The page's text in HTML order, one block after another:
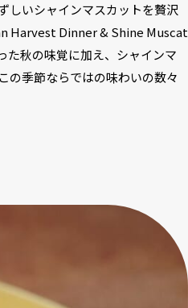
しいシャインマスカットを贅沢
Harvest Dinner & Shine Muscat
秋の味覚に加え、シャインマ
の季節ならではの味わいの数々